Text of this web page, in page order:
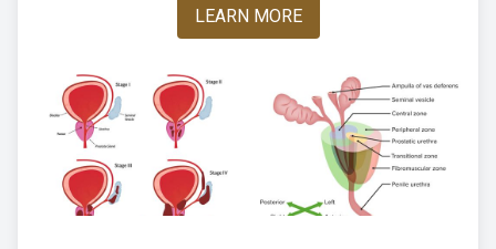
LEARN MORE